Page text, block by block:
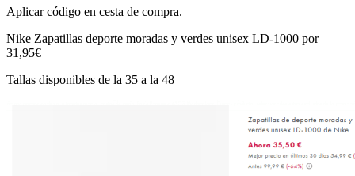
Aplicar código en cesta de compra.
Nike Zapatillas deporte moradas y verdes unisex LD-1000 por
31,95€
Tallas disponibles de la 35 a la 48